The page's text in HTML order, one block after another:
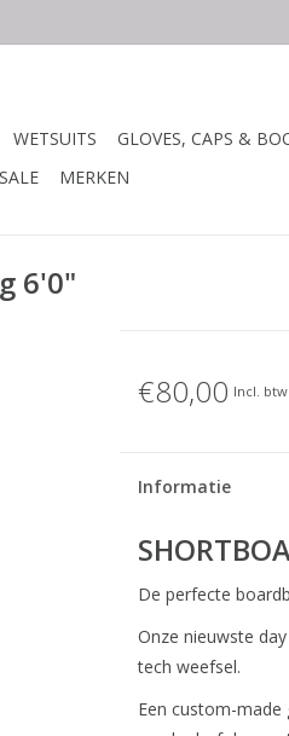
WETSUITS GLOVES, CAPS &
SALE MERKEN
6'0"
€80,00 Incl. btw
Informatie
De perfecte
Onze nieuwste
tech weefsel.
Een custom-